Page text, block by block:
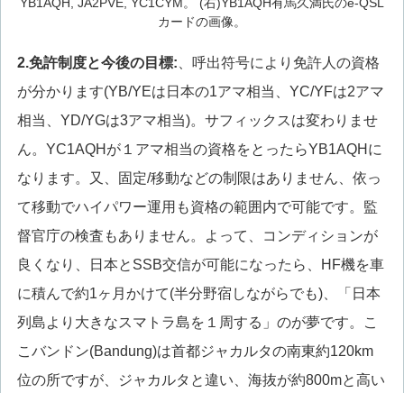
カードの画像。
2.免許制度と今後の目標: 、呼出符号により免許人の資格
が分かります(YB/YEは日本の1アマ相当、YC/YFは2アマ
相当、YD/YGは3アマ相当)。サフィックスは変わりませ
ん。YC1AQHが１アマ相当の資格をとったらYB1AQHに
なります。又、固定/移動などの制限はありません、依っ
て移動でハイパワー運用も資格の範囲内で可能です。監
督官庁の検査もありません。よって、コンディションが
良くなり、日本とSSB交信が可能になったら、HF機を車
に積んで約1ヶ月かけて(半分野宿しながらでも)、「日本
列島より大きなスマトラ島を１周する」のが夢です。こ
こバンドン(Bandung)は首都ジャカルタの南東約120km
位の所ですが、ジャカルタと違い、海抜が約800mと高い